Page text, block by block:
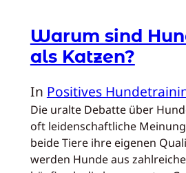
Warum sind
als Katzen?
In Positives
Die uralte Debatte über
oft leidenschaftliche
beide Tiere ihre eigenen
werden Hunde aus